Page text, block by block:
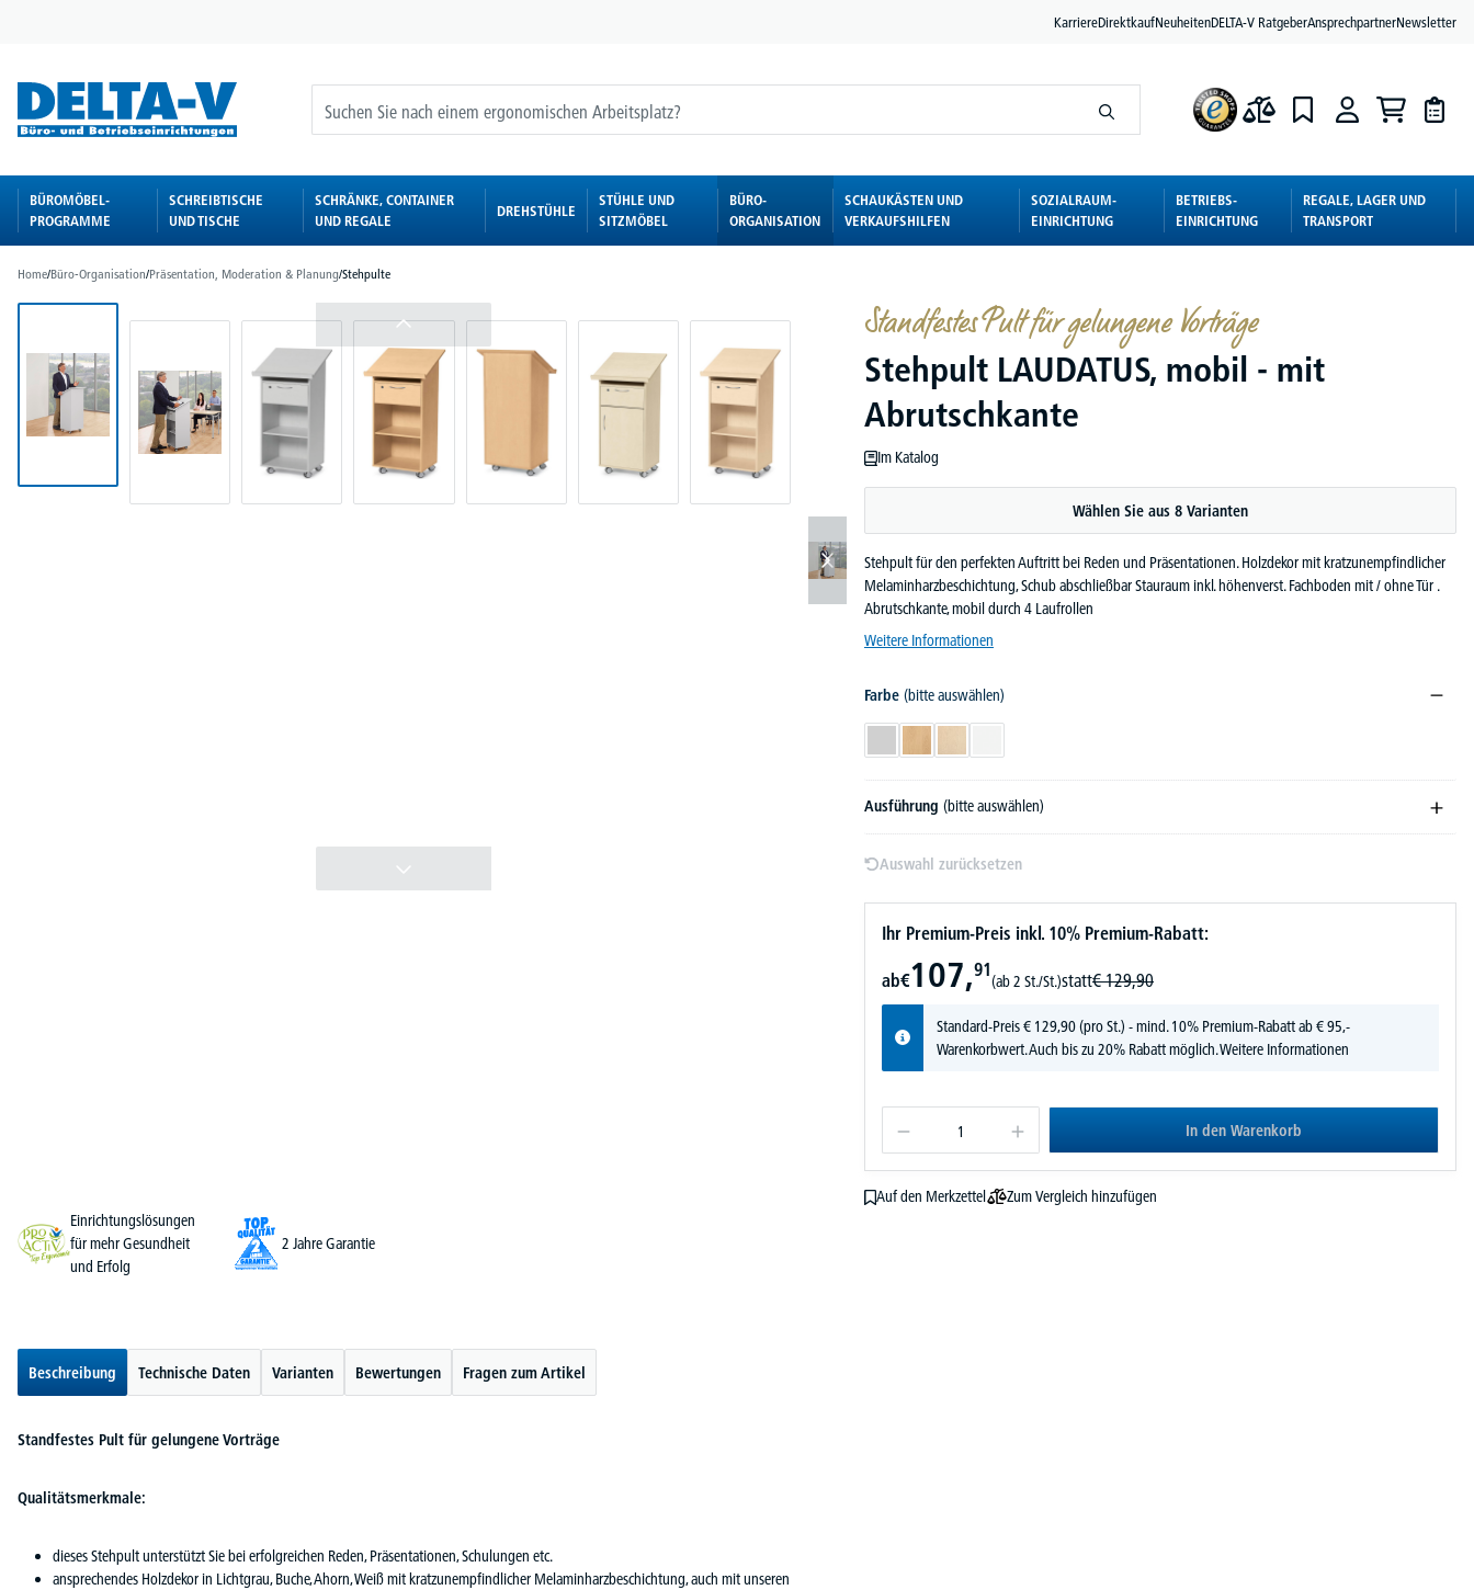
KarriereDirektkaufNeuheitenDELTA-V RatgeberAnsprechpartnerNewsletter
BÜROMÖBEL-
PROGRAMME
SCHREIBTISCHE
UND TISCHE
SCHRÄNKE, CONTAINER
UND REGALE
DREHSTÜHLE
STÜHLE UND
SITZMÖBEL
BÜRO-
ORGANISATION
SCHAUKÄSTEN UND
VERKAUFSHILFEN
SOZIALRAUM-
EINRICHTUNG
BETRIEBS-
EINRICHTUNG
REGALE, LAGER UND
TRANSPORT
Home/Büro-Organisation/Präsentation, Moderation & Planung/Stehpulte
Standfestes Pult für gelungene Vorträge
Stehpult LAUDATUS, mobil - mit
Abrutschkante
Im Katalog
Wählen Sie aus 8 Varianten
Stehpult für den perfekten Auftritt bei Reden und Präsentationen. Holzdekor mit kratzunempfindlicher
Melaminharzbeschichtung, Schub abschließbar Stauraum inkl. höhenverst. Fachboden mit / ohne Tür .
Abrutschkante, mobil durch 4 Laufrollen
Weitere Informationen
Farbe (bitte auswählen)
Ausführung (bitte auswählen)
Auswahl zurücksetzen
Ihr Premium-Preis inkl. 10% Premium-Rabatt:
ab€107,91
(ab 2 St./St.)statt€ 129,90
Standard-Preis€ 129,90(pro St.) - mind. 10% Premium-Rabatt ab € 95,-
Warenkorbwert. Auch bis zu 20% Rabatt möglich.Weitere Informationen
In den Warenkorb
Auf den Merkzettel
Zum Vergleich hinzufügen
Einrichtungslösungen
für mehr Gesundheit
und Erfolg
2 Jahre Garantie
Beschreibung Technische Daten Varianten Bewertungen Fragen zum Artikel
Standfestes Pult für gelungene Vorträge
Qualitätsmerkmale:
dieses Stehpult unterstützt Sie bei erfolgreichen Reden, Präsentationen, Schulungen etc.
ansprechendes Holzdekor in Lichtgrau, Buche, Ahorn, Weiß mit kratzunempfindlicher Melaminharzbeschichtung, auch mit unseren